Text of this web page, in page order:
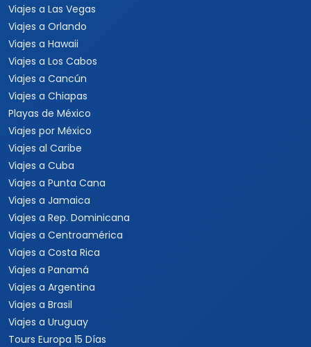
Viajes a Las Vegas
Viajes a Orlando
Viajes a Hawaii
Viajes a Los Cabos
Viajes a Cancún
Viajes a Chiapas
Playas de México
Viajes por México
Viajes al Caribe
Viajes a Cuba
Viajes a Punta Cana
Viajes a Jamaica
Viajes a Rep. Dominicana
Viajes a Centroamérica
Viajes a Costa Rica
Viajes a Panamá
Viajes a Argentina
Viajes a Brasil
Viajes a Uruguay
Tours Europa 15 Días